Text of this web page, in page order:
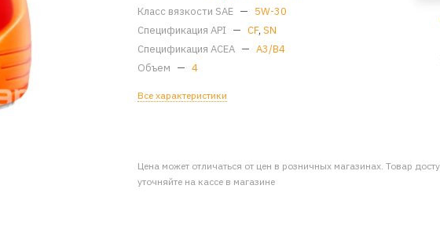
Класс вязкости SAE — 5W-30
Спецификация API — CF,SN
Спецификация ACEA — A3/B4
Объем — 4
Все характеристики
Цена может отличаться от цен в розничных магазинах. Товар
уточняйте на кассе в магазине